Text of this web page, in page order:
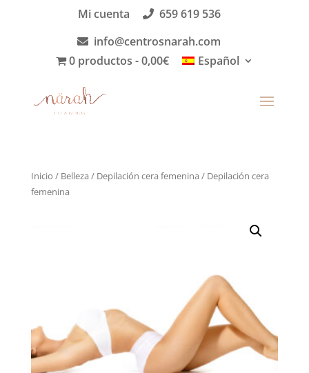
Mi cuenta
659 619 536
info@centrosnarah.com
0 productos
0,00€ Español
Inicio / Belleza / Depilación cera femenina / Depilación cera
femenina